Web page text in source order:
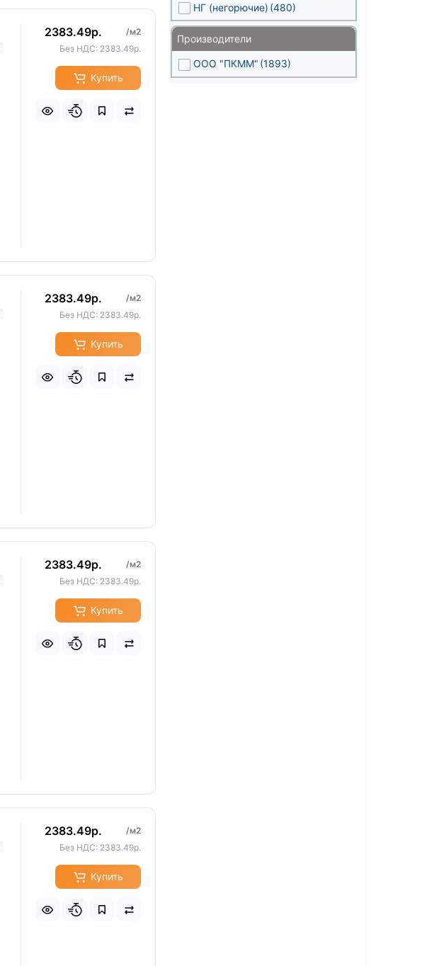
2383.49р.
/м2
Без НДС: 2383.49р.
Купить
2383.49р.
/м2
Без НДС: 2383.49р.
Купить
2383.49р.
/м2
Без НДС: 2383.49р.
Купить
2383.49р.
/м2
Без НДС: 2383.49р.
Купить
НГ (негорючие) (480)
Производители
ООО "ПКММ" (1893)